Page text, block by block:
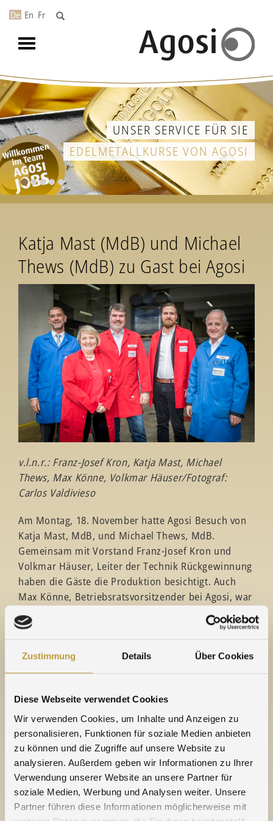
Zustimmung Details Über Cookies
Diese Webseite verwendet Cookies
Wir verwenden Cookies, um Inhalte und Anzeigen zu
personalisieren, Funktionen für soziale Medien anbieten
zu können und die Zugriffe auf unsere Website zu
analysieren. Außerdem geben wir Informationen zu Ihrer
Verwendung unserer Website an unsere Partner für
soziale Medien, Werbung und Analysen weiter. Unsere
Partner führen diese Informationen möglicherweise mit
De En Fr
Toggle
navigation
UNSER SERVICE FÜR SIE
EDELMETALLKURSE VON AGOSI
Katja Mast (MdB) und Michael
Thews (MdB) zu Gast bei Agosi
v.l.n.r.: Franz-Josef Kron, Katja Mast, Michael
Thews, Max Könne, Volkmar Häuser/Fotograf:
Carlos Valdivieso
Am Montag, 18. November hatte Agosi Besuch von
Katja Mast, MdB, und Michael Thews, MdB.
Gemeinsam mit Vorstand Franz-Josef Kron und
Volkmar Häuser, Leiter der Technik Rückgewinnung
haben die Gäste die Produktion besichtigt. Auch
Max Könne, Betriebsratsvorsitzender bei Agosi, war
mit dabei. Der Betriebsbesuch passte zur
Abendveranstaltung der Fachvereinigung
es um Recycling und nachhaltige Goldproduktion
ging.
Vom 16. November bis zum 24. November 2019
die Europäische Woche der Abfallvermeidung,
welche sich den Grundsätzen der
Kreislaufwirtschaft verpflichtet: Vermeiden.
Wiederverwenden. Recyceln.
Sehen Sie hier die Presseinformation zur
Veranstaltung „Der Klimafußabdruck von Gold“: